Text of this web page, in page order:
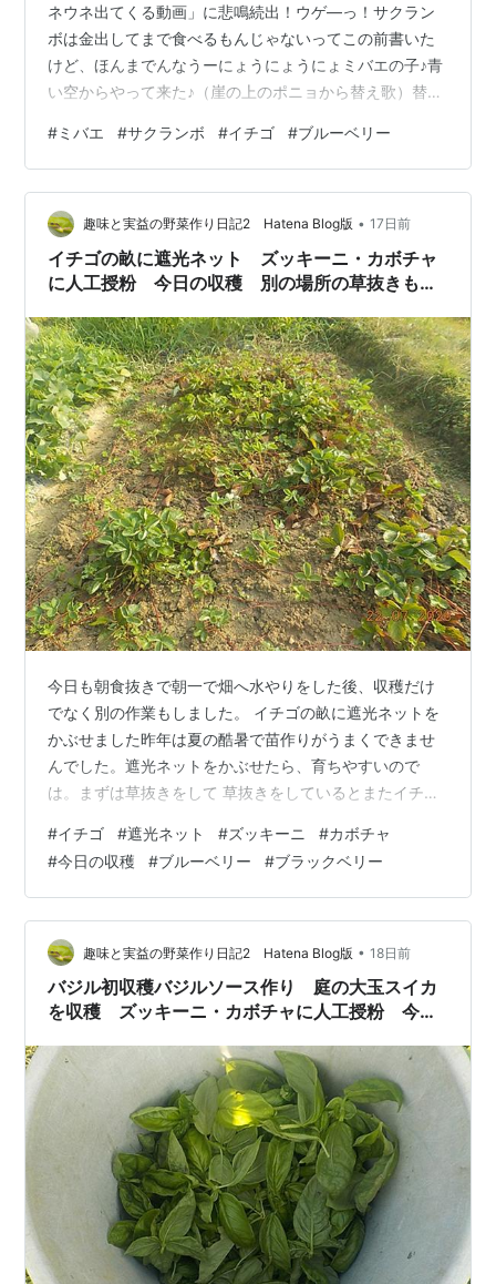
ネウネ出てくる動画」に悲鳴続出！ウゲ―っ！サクラン
ボは金出してまで食べるもんじゃないってこの前書いた
けど、ほんまでんなうーにょうにょうにょミバエの子♪青
い空からやって来た♪（崖の上のポニョから替え歌）替え
くてよかったわんそもそもイチゴって種がいっぱいつい
てて気持ち悪い。種と実の隙間に目に見えない小さな虫
が棲みついてる気がしますチュンスイカもじっくり見る
と気持ち悪いおまけブルーベリーから巨大なカメがーベ
リー畑でつかまえっぺ
#ミバエ #サクランボ #イチゴ #ブルーベリー
趣味と実益の野菜作り日記2 Hatena Blog版 • 17日前
イチゴの畝に遮光ネット ズッキーニ・カボチャ
に人工授粉 今日の収穫 別の場所の草抜きも始
収穫
今日も朝食抜きで朝一で畑へ水やりをした後、収穫だけ
でなく別の作業もしました。 イチゴの畝に遮光ネットを
かぶせました昨年は夏の酷暑で苗作りがうまくできませ
んでした。遮光ネットをかぶせたら、育ちやすいので
は。まずは草抜きをして 草抜きをしているとまたイチゴ
2つカボチャ1つに人工授粉をしましたズッキーニの写真
は撮り忘れました。 今日の収穫 トマト カボチャ ズッキ
ーニ ナス オクラ キュウリ ピーマン インゲン イチゴ 庭
で クロマメ・アズキの畝の草抜きもやり始めましたが収
穫後、もう少し草抜きも頑張ろうと始めましたが・・・
やり始めましたがすぐに…
#イチゴ #遮光ネット #ズッキーニ #カボチャ
#今日の収穫 #ブルーベリー #ブラックベリー
趣味と実益の野菜作り日記2 Hatena Blog版 • 18日前
バジル初収穫バジルソース作り 庭の大玉スイカ
を収穫 ズッキーニ・カボチャに人工授粉 今日